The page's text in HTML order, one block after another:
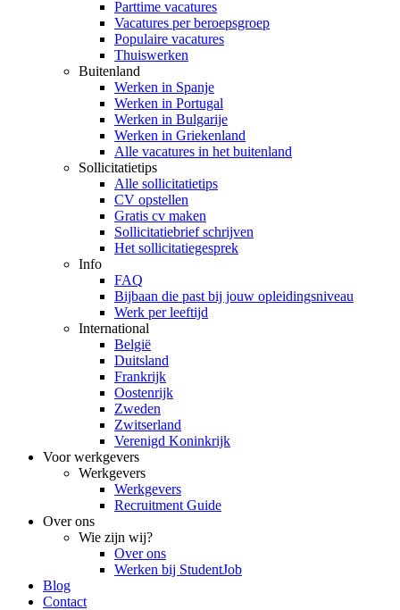
Parttime vacatures
Vacatures per beroepsgroep
Populaire vacatures
Thuiswerken
Buitenland
Werken in Spanje
Werken in Portugal
Werken in Bulgarije
Werken in Griekenland
Alle vacatures in het buitenland
Sollicitatietips
Alle sollicitatietips
CV opstellen
Gratis cv maken
Sollicitatiebrief schrijven
Het sollicitatiegesprek
Info
FAQ
Bijbaan die past bij jouw opleidingsniveau
Werk per leeftijd
International
België
Duitsland
Frankrijk
Oostenrijk
Zweden
Zwitserland
Verenigd Koninkrijk
Voor werkgevers
Werkgevers
Werkgevers
Recruitment Guide
Over ons
Wie zijn wij?
Over ons
Werken bij StudentJob
Blog
Contact